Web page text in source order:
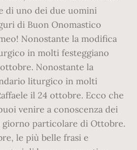
di uno dei due uomini
di Buon Onomastico
Nonostante la modifica
in molti festeggiano
ottobre. Nonostante la
liturgico in molti
il 24 ottobre. Ecco che
venire a conoscenza dei
giorno particolare di Ottobre.
le più belle frasi e